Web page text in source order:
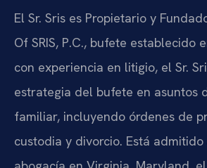
El Sr. Sris es Propietario y
Of SRIS, P.C., bufete establecido
con experiencia en litigio, el Sr.
estrategia del bufete en asuntos
familiar, incluyendo órdenes de
custodia y divorcio. Está